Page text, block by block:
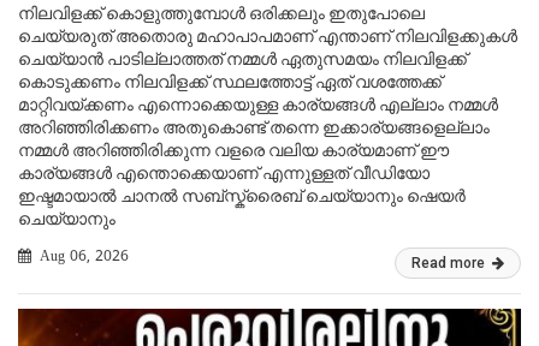
നിലവിളക്ക് കൊളുത്തുമ്പോൾ ഒരിക്കലും ഇതുപോലെ
ചെയ്യരുത് അതൊരു മഹാപാപമാണ് എന്താണ് നിലവിളക്കുകൾ
ചെയ്യാൻ പാടില്ലാത്തത് നമ്മൾ ഏതുസമയം നിലവിളക്ക്
കൊടുക്കണം നിലവിളക്ക് സ്ഥലത്തോട്ട് ഏത് വശത്തേക്ക്
മാറ്റിവയ്ക്കണം എന്നൊക്കെയുള്ള കാര്യങ്ങൾ എല്ലാം നമ്മൾ
അറിഞ്ഞിരിക്കണം അതുകൊണ്ട് തന്നെ ഇക്കാര്യങ്ങളെല്ലാം
നമ്മൾ അറിഞ്ഞിരിക്കുന്ന വളരെ വലിയ കാര്യമാണ് ഈ
കാര്യങ്ങൾ എന്തൊക്കെയാണ് എന്നുള്ളത് വീഡിയോ
ഇഷ്ടമായാൽ ചാനൽ സബ്സ്ക്രൈബ് ചെയ്യാനും ഷെയർ
ചെയ്യാനും
Aug 06, 2026 Read more